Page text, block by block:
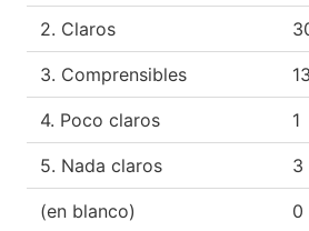
2. Claros
3. Comprensibles 13
4. Poco claros 1
5. Nada claros 3
(en blanco) 0